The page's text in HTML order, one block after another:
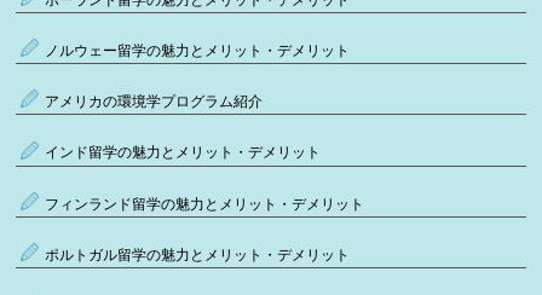
ノルウェー留学の魅力とメリット・デメリット
アメリカの環境学プログラム紹介
インド留学の魅力とメリット・デメリット
フィンランド留学の魅力とメリット・デメリット
ポルトガル留学の魅力とメリット・デメリット